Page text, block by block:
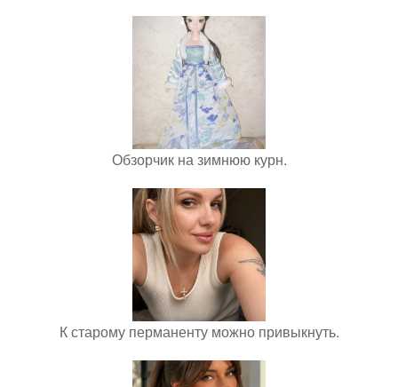
Обзорчик на зимнюю курн.
К старому перманенту можно привыкнуть.